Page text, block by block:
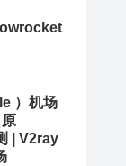
）机场
| V2ray